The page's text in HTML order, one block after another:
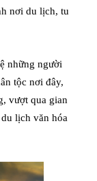
nơi du lịch, tu
những người
tộc nơi đây,
vượt qua gian
lịch văn hóa